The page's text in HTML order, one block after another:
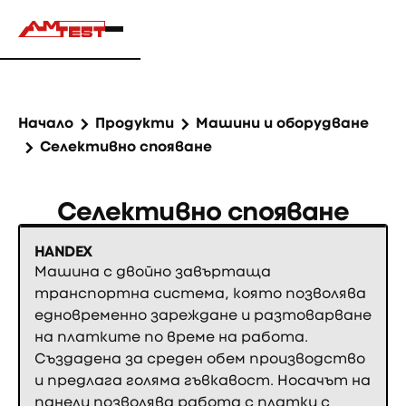
Начало Продукти
Машини и оборудване
Селективно спояване
Селективно спояване
HANDEX
Машина с двойно завъртаща
транспортна система, която позволява
едновременно зареждане и разтоварване
на платките по време на работа.
Създадена за среден обем производство
и предлага голяма гъвкавост. Носачът на
панели позволява работа с платки с